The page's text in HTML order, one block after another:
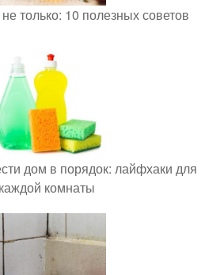
только: 10 полезных советов
дом в порядок: лайфхаки для
каждой комнаты